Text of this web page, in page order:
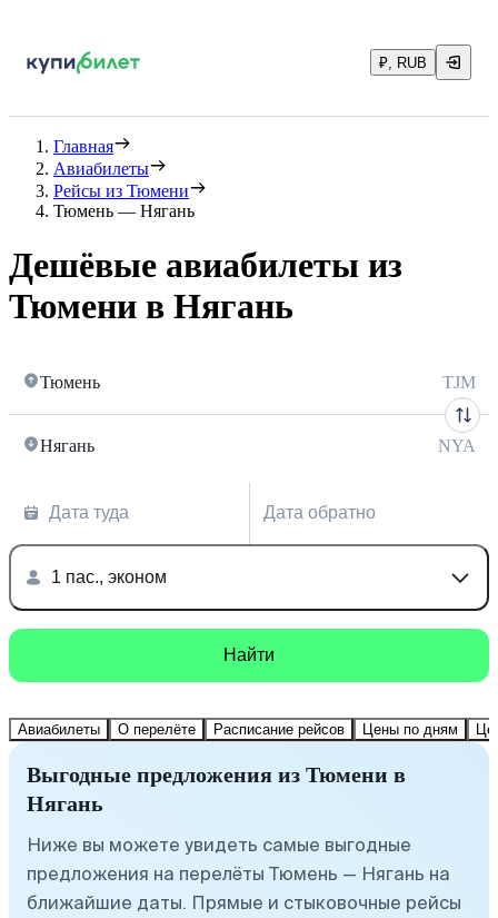
₽, RUB
Главная
Авиабилеты
Рейсы из Тюмени
Тюмень — Нягань
Дешёвые авиабилеты из
Тюмени в Нягань
Тюмень TJM
Нягань NYA
Дата туда Дата обратно
1 пас., эконом
Найти
Авиабилеты О перелёте Расписание рейсов Цены по дням
Выгодные предложения из Тюмени в
Нягань
Ниже вы можете увидеть самые выгодные
предложения на перелёты Тюмень — Нягань на
ближайшие даты. Прямые и стыковочные рейсы